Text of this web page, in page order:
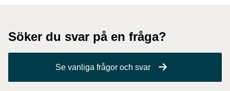
Söker du svar på en fråga?
Se vanliga frågor och svar